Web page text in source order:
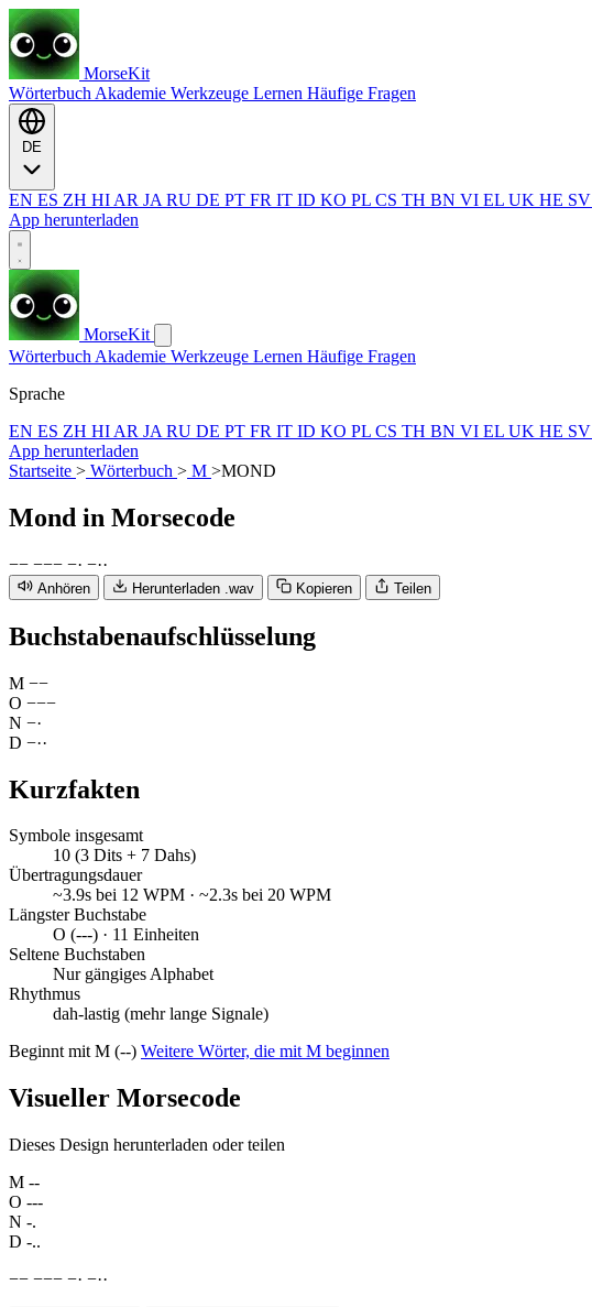
MorseKit
Wörterbuch Akademie Werkzeuge Lernen Häufige Fragen
EN ES ZH HI AR JA RU DE PT FR IT ID KO PL CS TH BN VI EL UK HE SV
App herunterladen
MorseKit
Wörterbuch Akademie Werkzeuge Lernen Häufige Fragen
Sprache
EN ES ZH HI AR JA RU DE PT FR IT ID KO PL CS TH BN VI EL UK HE SV
App herunterladen
Startseite > Wörterbuch > M >MOND
Mond in Morsecode
−− −−− −· −··
Anhören Herunterladen .wav Kopieren Teilen
Buchstabenaufschlüsselung
M −−
O −−−
N −·
D −··
Kurzfakten
Symbole insgesamt
10 (3 Dits + 7 Dahs)
Übertragungsdauer
~3.9s bei 12 WPM · ~2.3s bei 20 WPM
Längster Buchstabe
O (---) · 11 Einheiten
Seltene Buchstaben
Nur gängiges Alphabet
Rhythmus
dah-lastig (mehr lange Signale)
Beginnt mit M (--) Weitere Wörter, die mit M beginnen
Visueller Morsecode
Dieses Design herunterladen oder teilen
M --
O ---
N -.
D -..
−− −−− −· −··